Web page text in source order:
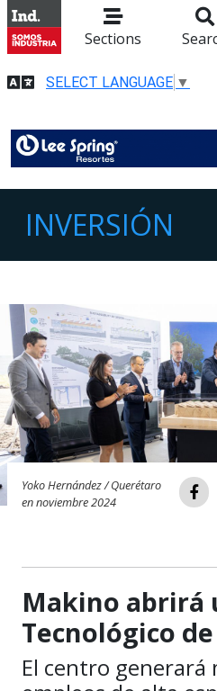
Sections
SELECT LANGUAGE ▼
INVERSIÓN
Yoko Hernández / Querétaro
en noviembre 2024
Makino abrirá
Tecnológico
El centro generará